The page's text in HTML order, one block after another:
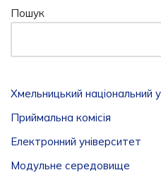
Пошук
Хмельницький національний
Приймальна комісія
Електронний університет
Модульне середовище